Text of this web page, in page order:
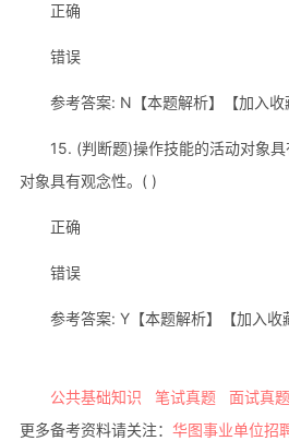
正确
错误
参考答案: N【本题解析】【加入收
15. (判断题)操作技能的活动对象
对象具有观念性。( )
正确
错误
参考答案: Y【本题解析】【加入收
公共基础知识 笔试真题 面试真题
更多备考资料请关注： 华图事业单位招